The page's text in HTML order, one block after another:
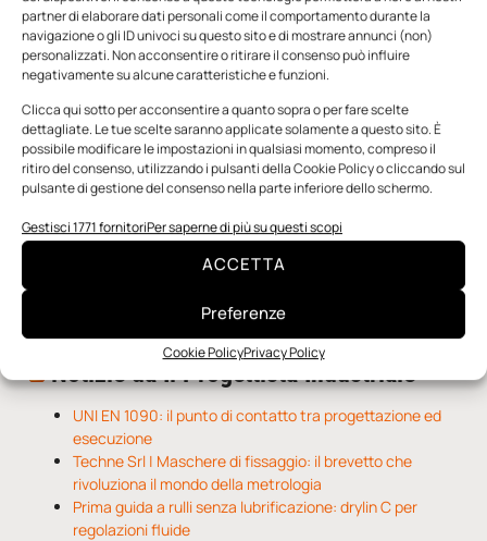
partner di elaborare dati personali come il comportamento durante la
navigazione o gli ID univoci su questo sito e di mostrare annunci (non)
personalizzati. Non acconsentire o ritirare il consenso può influire
negativamente su alcune caratteristiche e funzioni.
Clicca qui sotto per acconsentire a quanto sopra o per fare scelte
dettagliate. Le tue scelte saranno applicate solamente a questo sito. È
possibile modificare le impostazioni in qualsiasi momento, compreso il
ritiro del consenso, utilizzando i pulsanti della Cookie Policy o cliccando sul
pulsante di gestione del consenso nella parte inferiore dello schermo.
Gestisci 1771 fornitoriPer saperne di più su questi scopi
ACCETTA
Preferenze
Cookie PolicyPrivacy Policy
n.5 - Giugno 2026 n.4 - Maggio 2026
Notizie da Meccanicanews
I nanonastri di grafene come potenziali sensori per i
reattori a fusione
Una nuova mano robotica passa da una pinza all’altra
O-Ring, tecnica e applicazioni
Notizie da Il Progettista Industriale
UNI EN 1090: il punto di contatto tra progettazione ed
esecuzione
Techne Srl | Maschere di fissaggio: il brevetto che
rivoluziona il mondo della metrologia
Prima guida a rulli senza lubrificazione: drylin C per
regolazioni fluide